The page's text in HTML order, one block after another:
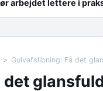
arbejdet lettere i
Gulvafslibning: Få det